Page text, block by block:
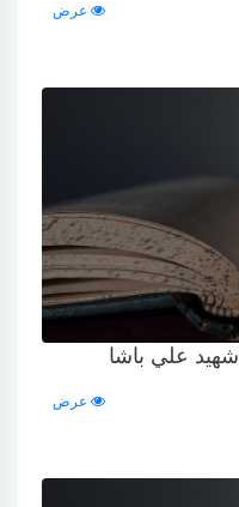
عرض
| شهيد علي باشا
عرض